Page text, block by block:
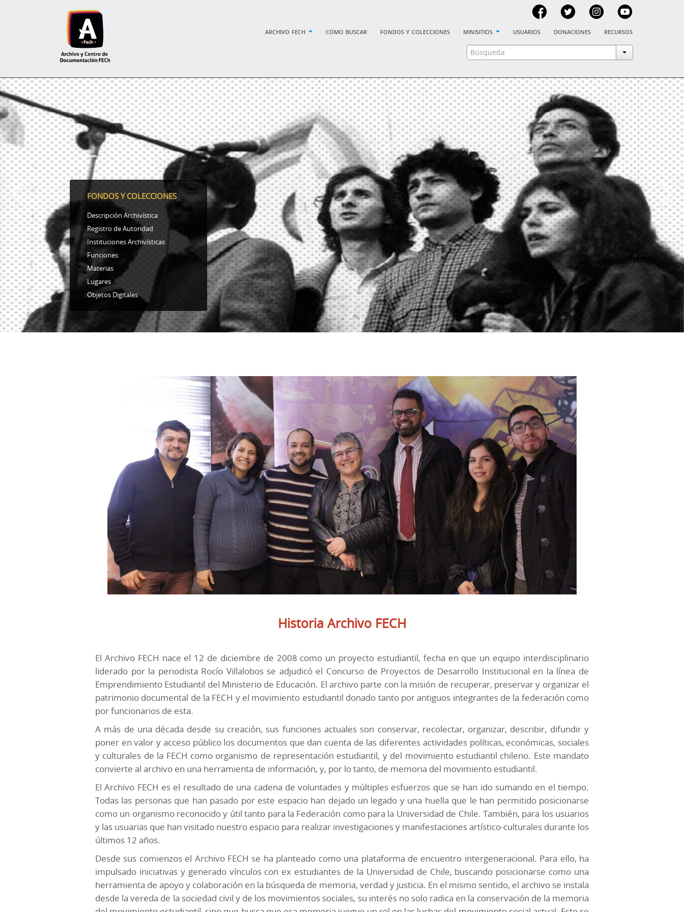
archivo fech cómo buscar fondos y colecciones minisitios usuarios donaciones recursos
FONDOS Y COLECCIONES
Descripción Archivística
Registro de Autoridad
Instituciones Archivísticas
Funciones
Materias
Lugares
Objetos Digitales
‹ ›
Historia Archivo FECH
El Archivo FECH nace el 12 de diciembre de 2008 como un proyecto estudiantil, fecha en que un equipo interdisciplinario
liderado por la periodista Rocío Villalobos se adjudicó el Concurso de Proyectos de Desarrollo Institucional en la línea de
Emprendimiento Estudiantil del Ministerio de Educación. El archivo parte con la misión de recuperar, preservar y organizar el
patrimonio documental de la FECH y el movimiento estudiantil donado tanto por antiguos integrantes de la federación como
por funcionarios de esta.
A más de una década desde su creación, sus funciones actuales son conservar, recolectar, organizar, describir, difundir y
poner en valor y acceso público los documentos que dan cuenta de las diferentes actividades políticas, económicas, sociales
y culturales de la FECH como organismo de representación estudiantil, y del movimiento estudiantil chileno. Este mandato
convierte al archivo en una herramienta de información, y, por lo tanto, de memoria del movimiento estudiantil.
El Archivo FECH es el resultado de una cadena de voluntades y múltiples esfuerzos que se han ido sumando en el tiempo.
Todas las personas que han pasado por este espacio han dejado un legado y una huella que le han permitido posicionarse
como un organismo reconocido y útil tanto para la Federación como para la Universidad de Chile. También, para los usuarios
y las usuarias que han visitado nuestro espacio para realizar investigaciones y manifestaciones artístico-culturales durante los
últimos 12 años.
Desde sus comienzos el Archivo FECH se ha planteado como una plataforma de encuentro intergeneracional. Para ello, ha
impulsado iniciativas y generado vínculos con ex estudiantes de la Universidad de Chile, buscando posicionarse como una
herramienta de apoyo y colaboración en la búsqueda de memoria, verdad y justicia. En el mismo sentido, el archivo se instala
desde la vereda de la sociedad civil y de los movimientos sociales, su interés no solo radica en la conservación de la memoria